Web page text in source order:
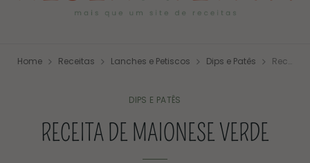
m
Home Receitas Lanches e Petiscos Dips e Patês Receita de Maionese Verde
DIPS E PATÊS
RECEITA DE MAIONESE VERDE